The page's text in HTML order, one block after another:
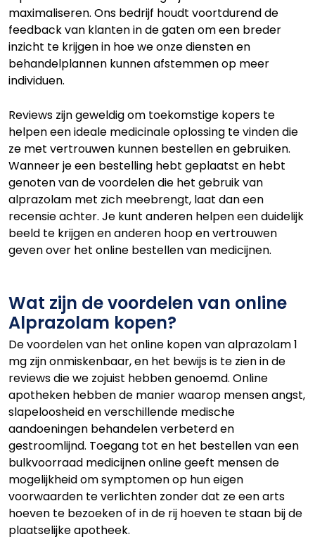
maximaliseren. Ons bedrijf houdt voortdurend de
feedback van klanten in de gaten om een breder
inzicht te krijgen in hoe we onze diensten en
behandelplannen kunnen afstemmen op meer
individuen.
Reviews zijn geweldig om toekomstige kopers te
helpen een ideale medicinale oplossing te vinden die
ze met vertrouwen kunnen bestellen en gebruiken.
Wanneer je een bestelling hebt geplaatst en hebt
genoten van de voordelen die het gebruik van
alprazolam met zich meebrengt, laat dan een
recensie achter. Je kunt anderen helpen een duidelijk
beeld te krijgen en anderen hoop en vertrouwen
geven over het online bestellen van medicijnen.
Wat zijn de voordelen van online
Alprazolam kopen?
De voordelen van het online kopen van alprazolam 1
mg zijn onmiskenbaar, en het bewijs is te zien in de
reviews die we zojuist hebben genoemd. Online
apotheken hebben de manier waarop mensen angst,
slapeloosheid en verschillende medische
aandoeningen behandelen verbeterd en
gestroomlijnd. Toegang tot en het bestellen van een
bulkvoorraad medicijnen online geeft mensen de
mogelijkheid om symptomen op hun eigen
voorwaarden te verlichten zonder dat ze een arts
hoeven te bezoeken of in de rij hoeven te staan bij de
plaatselijke apotheek.